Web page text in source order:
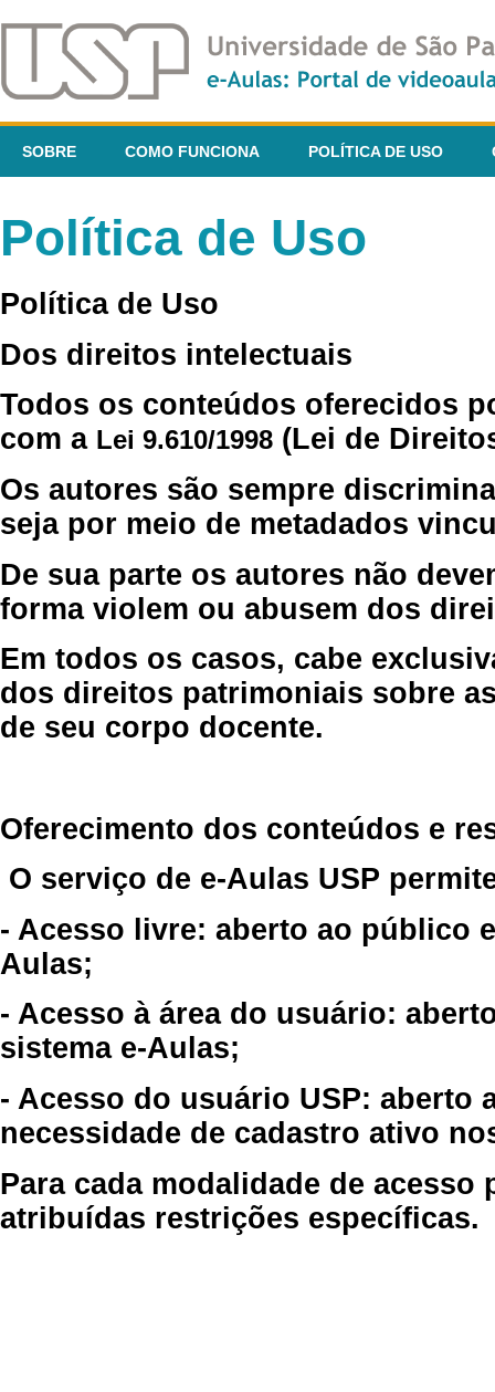
SOBRE COMO FUNCIONA POLÍTICA DE USO
Política de Uso
Política de Uso
Dos direitos intelectuais
Todos os conteúdos oferecidos
com a Lei 9.610/1998 (Lei de
Os autores são sempre
seja por meio de metadados
De sua parte os autores não
forma violem ou abusem dos
Em todos os casos, cabe
dos direitos patrimoniais sobre
de seu corpo docente.
Oferecimento dos conteúdos e
O serviço de e-Aulas USP
- Acesso livre: aberto ao público
Aulas;
- Acesso à área do usuário:
sistema e-Aulas;
- Acesso do usuário USP: aberto
necessidade de cadastro ativo
Para cada modalidade de
atribuídas restrições específicas.